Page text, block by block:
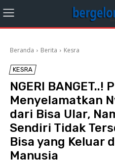
Beranda Berita Kesra
KESRA
NGERI BANGET..!
Menyelamatkan
dari Bisa Ular,
Sendiri Tidak
Bisa yang Keluar
Manusia